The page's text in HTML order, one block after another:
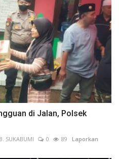
di Jalan, Polsek
SUKABUMI 0 89 Laporkan